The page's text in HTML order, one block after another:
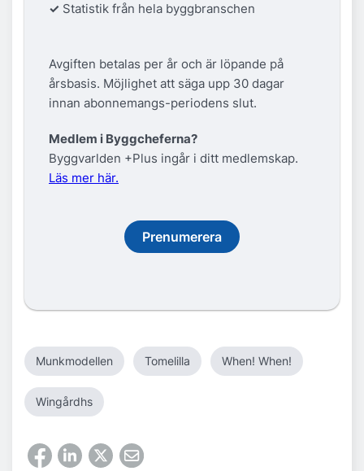
✓ Statistik från hela byggbranschen
Avgiften betalas per år och är löpande på
årsbasis. Möjlighet att säga upp 30 dagar
innan abonnemangs-periodens slut.
Medlem i Byggcheferna?
Byggvarlden +Plus ingår i ditt medlemskap.
Läs mer här.
Prenumerera
Munkmodellen Tomelilla When! When!
Wingårdhs